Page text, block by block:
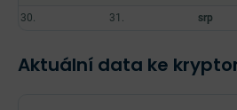
Aktuální data ke